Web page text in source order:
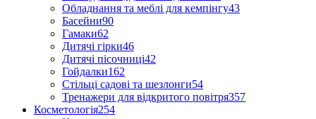
Обладнання та меблі для кемпінгу43
Басейни90
Гамаки62
Дитячі гірки46
Дитячі пісочниці42
Гойдалки162
Стільці садові та шезлонги54
Тренажери для відкритого повітря357
Косметологія254